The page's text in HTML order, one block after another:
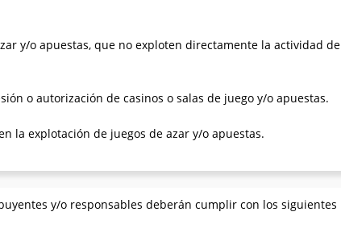
y/o apuestas, que no exploten directamente la actividad de
o autorización de casinos o salas de juego y/o apuestas.
la explotación de juegos de azar y/o apuestas.
y/o responsables deberán cumplir con los siguientes